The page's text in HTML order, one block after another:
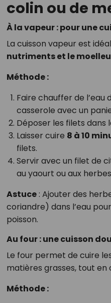
colin ou de
À la vapeur : pour une
La cuisson vapeur est
nutriments et le
Méthode :
Faire chauffer de l’eau
casserole avec un
Déposer les filets dans
Laisser cuire 8 à 10
filets.
Servir avec un filet de
au yaourt ou aux
Astuce: Ajouter des
coriandre) dans l’eau
poisson.
Au four : une cuisson
Le four permet de cuire
matières grasses, tout en
Méthode :